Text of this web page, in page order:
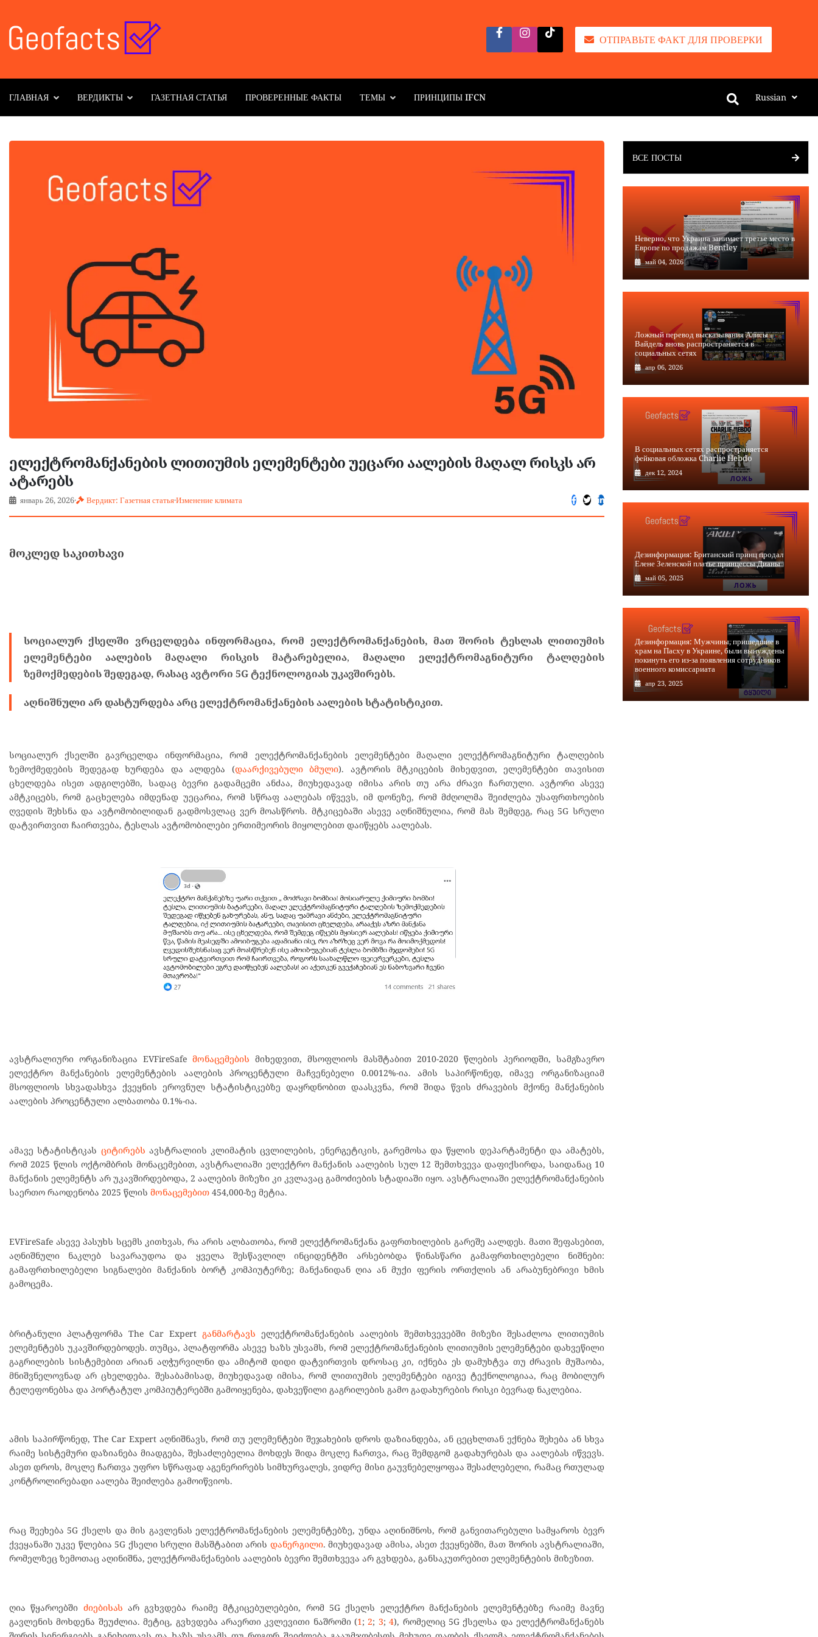
ОТПРАВЬТЕ ФАКТ ДЛЯ ПРОВЕРКИ
ГЛАВНАЯ ВЕРДИКТЫ ГАЗЕТНАЯ СТАТЬЯ ПРОВЕРЕННЫЕ ФАКТЫ ТЕМЫ ПРИНЦИПЫ IFCN Russian
ელექტრომანქანების ლითიუმის ელემენტები უეცარი აალების მაღალ რისკს არ
ატარებს
январь 26, 2026· Вердикт: Газетная статья·Изменение климата
მოკლედ საკითხავი
სოციალურ ქსელში ვრცელდება ინფორმაცია, რომ ელექტრომანქანების, მათ შორის ტესლას ლითიუმის
ელემენტები აალების მაღალი რისკის მატარებელია, მაღალი ელექტრომაგნიტური ტალღების
ზემოქმედების შედეგად, რასაც ავტორი 5G ტექნოლოგიას უკავშირებს.
აღნიშნული არ დასტურდება არც ელექტრომანქანების აალების სტატისტიკით.
სოციალურ ქსელში გავრცელდა ინფორმაცია, რომ ელექტრომანქანების ელემენტები მაღალი ელექტრომაგნიტური ტალღების
ზემოქმედების შედეგად ხურდება და ალდება (დაარქივებული ბმული). ავტორის მტკიცების მიხედვით, ელემენტები თავისით
ცხელდება ისეთ ადგილებში, სადაც ბევრი გადამცემი ანძაა, მიუხედავად იმისა არის თუ არა ძრავი ჩართული. ავტორი ასევე
ამტკიცებს, რომ გაცხელება იმდენად უეცარია, რომ სწრაფ აალებას იწვევს, იმ დონეზე, რომ მძღოლმა შეიძლება უსაფრთხოების
ღვედის შეხსნა და ავტომობილიდან გადმოსვლაც ვერ მოასწროს. მტკიცებაში ასევე აღნიშნულია, რომ მას შემდეგ, რაც 5G სრული
დატვირთვით ჩაირთვება, ტესლას ავტომობილები ერთიმეორის მიყოლებით დაიწყებს აალებას.
ავსტრალიური ორგანიზაცია EVFireSafe მონაცემების მიხედვით, მსოფლიოს მასშტაბით 2010-2020 წლების პერიოდში, სამგზავრო
ელექტრო მანქანების ელემენტების აალების პროცენტული მაჩვენებელი 0.0012%-ია. ამის საპირწონედ, იმავე ორგანიზაციამ
მსოფლიოს სხვადასხვა ქვეყნის ეროვნულ სტატისტიკებზე დაყრდნობით დაასკვნა, რომ შიდა წვის ძრავების მქონე მანქანების
აალების პროცენტული ალბათობა 0.1%-ია.
ამავე სტატისტიკას ციტირებს ავსტრალიის კლიმატის ცვლილების, ენერგეტიკის, გარემოსა და წყლის დეპარტამენტი და ამატებს,
რომ 2025 წლის ოქტომბრის მონაცემებით, ავსტრალიაში ელექტრო მანქანის აალების სულ 12 შემთხვევა დაფიქსირდა, საიდანაც 10
მანქანის ელემენტს არ უკავშირდებოდა, 2 აალების მიზეზი კი კვლავაც გამოძიების სტადიაში იყო. ავსტრალიაში ელექტრომანქანების
საერთო რაოდენობა 2025 წლის მონაცემებით 454,000-ზე მეტია.
EVFireSafe ასევე პასუხს სცემს კითხვას, რა არის ალბათობა, რომ ელექტრომანქანა გაფრთხილების გარეშე აალდეს. მათი შეფასებით,
აღნიშნული ნაკლებ სავარაუდოა და ყველა შესწავლილ ინციდენტში არსებობდა წინასწარი გამაფრთხილებელი ნიშნები:
გამაფრთხილებელი სიგნალები მანქანის ბორტ კომპიუტერზე; მანქანიდან ღია ან მუქი ფერის ორთქლის ან არაბუნებრივი ხმის
გამოცემა.
ბრიტანული პლატფორმა The Car Expert განმარტავს ელექტრომანქანების აალების შემთხვევებში მიზეზი შესაძლოა ლითიუმის
ელემენტებს უკავშირდებოდეს. თუმცა, პლატფორმა ასევე ხაზს უსვამს, რომ ელექტრომანქანების ლითიუმის ელემენტები დახვეწილი
გაგრილების სისტემებით არიან აღჭურვილნი და ამიტომ დიდი დატვირთვის დროსაც კი, იქნება ეს დამუხტვა თუ ძრავის მუშაობა,
მნიშვნელოვნად არ ცხელდება. შესაბამისად, მიუხედავად იმისა, რომ ლითიუმის ელემენტები იგივე ტექნოლოგიაა, რაც მობილურ
ტელეფონებსა და პორტატულ კომპიუტერებში გამოიყენება, დახვეწილი გაგრილების გამო გადახურების რისკი ბევრად ნაკლებია.
ამის საპირწონედ, The Car Expert აღნიშნავს, რომ თუ ელემენტები შეჯახების დროს დაზიანდება, ან ცეცხლთან ექნება შეხება ან სხვა
რაიმე სისტემური დაზიანება მიადგება, შესაძლებელია მოხდეს შიდა მოკლე ჩართვა, რაც შემდგომ გადახურებას და აალებას იწვევს.
ასეთ დროს, მოკლე ჩართვა უფრო სწრაფად აგენერირებს სიმხურვალეს, ვიდრე მისი გაუვნებელყოფაა შესაძლებელი, რამაც რთულად
კონტროლირებადი აალება შეიძლება გამოიწვიოს.
რაც შეეხება 5G ქსელს და მის გავლენას ელექტრომანქანების ელემენტებზე, უნდა აღინიშნოს, რომ განვითარებული სამყაროს ბევრ
ქვეყანაში უკვე წლებია 5G ქსელი სრული მასშტაბით არის დანერგილი. მიუხედავად ამისა, ასეთ ქვეყნებში, მათ შორის ავსტრალიაში,
რომელზეც ზემოთაც აღინიშნა, ელექტრომანქანების აალების ბევრი შემთხვევა არ გვხდება, განსაკუთრებით ელემენტების მიზეზით.
ღია წყაროებში ძიებისას არ გვხვდება რაიმე მტკიცებულებები, რომ 5G ქსელს ელექტრო მანქანების ელემენტებზე რაიმე მავნე
გავლენის მოხდენა შეუძლია. მეტიც, გვხვდება არაერთი კვლევითი ნაშრომი (1;2; 3;4), რომელიც 5G ქსელსა და ელექტრომანქანებს
ВСЕ ПОСТЫ
Неверно, что Украина занимает третье место в
Европе по продажам Bentley
май 04, 2026
Ложный перевод высказывания Алисы
Вайдель вновь распространяется в
социальных сетях
апр 06, 2026
В социальных сетях распространяется
фейковая обложка Charlie Hebdo
дек 12, 2024
Дезинформация: Британский принц продал
Елене Зеленской платье принцессы Дианы
май 05, 2025
Дезинформация: Мужчины, пришедшие в
храм на Пасху в Украине, были вынуждены
покинуть его из-за появления сотрудников
военного комиссариата
апр 23, 2025